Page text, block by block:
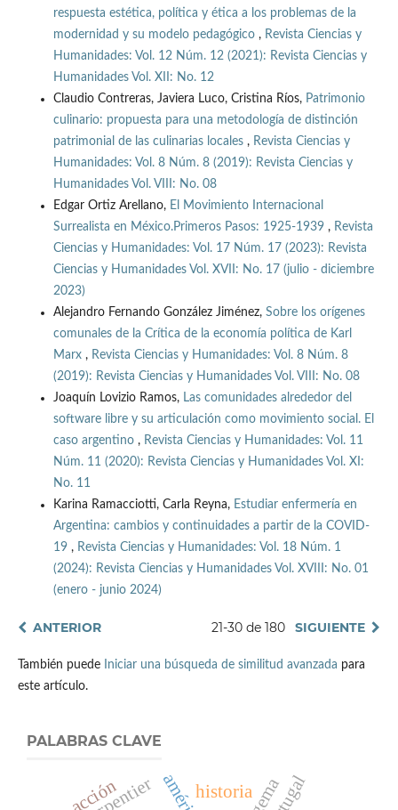
respuesta estética, política y ética a los problemas de la
modernidad y su modelo pedagógico , Revista Ciencias y
Humanidades: Vol. 12 Núm. 12 (2021): Revista Ciencias y
Humanidades Vol. XII: No. 12
Claudio Contreras, Javiera Luco, Cristina Ríos, Patrimonio
culinario: propuesta para una metodología de distinción
patrimonial de las culinarias locales , Revista Ciencias y
Humanidades: Vol. 8 Núm. 8 (2019): Revista Ciencias y
Humanidades Vol. VIII: No. 08
Edgar Ortiz Arellano, El Movimiento Internacional
Surrealista en México.Primeros Pasos: 1925-1939 , Revista
Ciencias y Humanidades: Vol. 17 Núm. 17 (2023): Revista
Ciencias y Humanidades Vol. XVII: No. 17 (julio - diciembre
2023)
Alejandro Fernando González Jiménez, Sobre los orígenes
comunales de la Crítica de la economía política de Karl
Marx , Revista Ciencias y Humanidades: Vol. 8 Núm. 8
(2019): Revista Ciencias y Humanidades Vol. VIII: No. 08
Joaquín Lovizio Ramos, Las comunidades alrededor del
software libre y su articulación como movimiento social. El
caso argentino , Revista Ciencias y Humanidades: Vol. 11
Núm. 11 (2020): Revista Ciencias y Humanidades Vol. XI:
No. 11
Karina Ramacciotti, Carla Reyna, Estudiar enfermería en
Argentina: cambios y continuidades a partir de la COVID-
19 , Revista Ciencias y Humanidades: Vol. 18 Núm. 1
(2024): Revista Ciencias y Humanidades Vol. XVIII: No. 01
(enero - junio 2024)
ANTERIOR 21-30 de 180 SIGUIENTE
También puede Iniciar una búsqueda de similitud avanzada para
este artículo.
PALABRAS CLAVE
historia
acción